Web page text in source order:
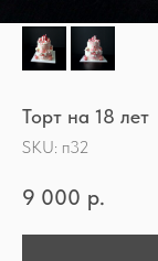
Торт на 18 лет
SKU: п32
9 000 р.